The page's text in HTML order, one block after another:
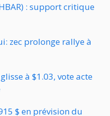
: support critique
zec prolonge rallye à
à $1.03, vote acte
$ en prévision du